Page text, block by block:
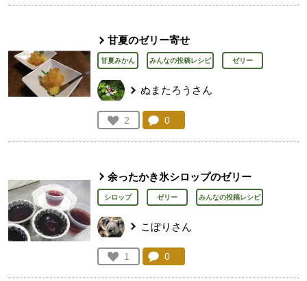
甘夏のゼリー寄せ
甘夏みかん みんなの投稿レシピ ゼリー
ぬまたろうさん
お気に入り登録：
2
人が登録
コメント：
0
余ったかき氷シロップのゼリー
シロップ ゼリー みんなの投稿レシピ
こぽりさん
お気に入り登録：
1
人が登録
コメント：
0